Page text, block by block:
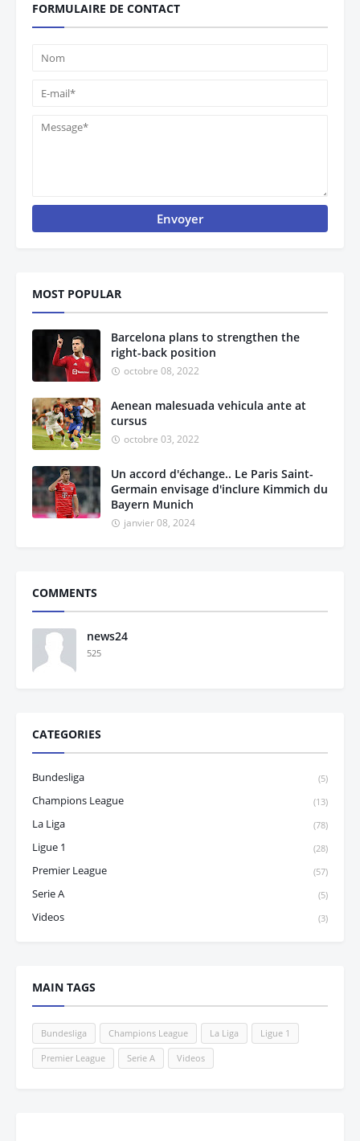
FORMULAIRE DE CONTACT
MOST POPULAR
Barcelona plans to strengthen the
right-back position
octobre 08, 2022
Aenean malesuada vehicula ante at
cursus
octobre 03, 2022
Un accord d'échange.. Le Paris Saint-
Germain envisage d'inclure Kimmich du
Bayern Munich
janvier 08, 2024
COMMENTS
news24
525
CATEGORIES
Bundesliga (5)
Champions League (13)
La Liga (78)
Ligue 1 (28)
Premier League (57)
Serie A (5)
Videos (3)
MAIN TAGS
Bundesliga Champions League La Liga Ligue 1
Premier League Serie A Videos